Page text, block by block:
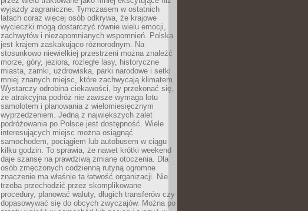
wyjazdy zagraniczne. Tymczasem w ostatnich
latach coraz więcej osób odkrywa, że krajowe
wycieczki mogą dostarczyć równie wielu emocji,
zachwytów i niezapomnianych wspomnień. Polska
jest krajem zaskakująco różnorodnym. Na
stosunkowo niewielkiej przestrzeni można znaleźć
morze, góry, jeziora, rozległe lasy, historyczne
miasta, zamki, uzdrowiska, parki narodowe i setki
mniej znanych miejsc, które zachwycają klimatem.
Wystarczy odrobina ciekawości, by przekonać się,
że atrakcyjna podróż nie zawsze wymaga lotu
samolotem i planowania z wielomiesięcznym
wyprzedzeniem. Jedną z największych zalet
podróżowania po Polsce jest dostępność. Wiele
interesujących miejsc można osiągnąć
samochodem, pociągiem lub autobusem w ciągu
kilku godzin. To sprawia, że nawet krótki weekend
daje szansę na prawdziwą zmianę otoczenia. Dla
osób zmęczonych codzienną rutyną ogromne
znaczenie ma właśnie ta łatwość organizacji. Nie
trzeba przechodzić przez skomplikowane
procedury, planować waluty, długich transferów czy
dopasowywać się do obcych zwyczajów. Można po